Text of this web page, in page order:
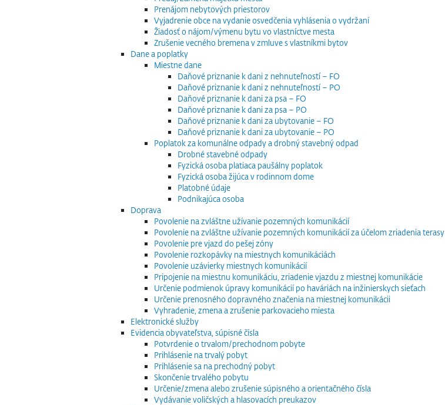
Prenájom nebytových priestorov
Vyjadrenie obce na vydanie osvedčenia vyhlásenia o vydržaní
Žiadosť o nájom/výmenu bytu vo vlastníctve mesta
Zrušenie vecného bremena v zmluve s vlastníkmi bytov
Dane a poplatky
Miestne dane
Daňové priznanie k dani z nehnuteľností – FO
Daňové priznanie k dani z nehnuteľností – PO
Daňové priznanie k dani za psa – FO
Daňové priznanie k dani za psa – PO
Daňové priznanie k dani za ubytovanie – FO
Daňové priznanie k dani za ubytovanie – PO
Poplatok za komunálne odpady a drobný stavebný odpad
Drobné stavebné odpady
Fyzická osoba platiaca paušálny poplatok
Fyzická osoba žijúca v rodinnom dome
Platobné údaje
Podnikajúca osoba
Doprava
Povolenie na zvláštne užívanie pozemných komunikácií
Povolenie na zvláštne užívanie pozemných komunikácií za účelom zriadenia terasy
Povolenie pre vjazd do pešej zóny
Povolenie rozkopávky na miestnych komunikáciách
Povolenie uzávierky miestnych komunikácií
Pripojenie na miestnu komunikáciu, zriadenie vjazdu z miestnej komunikácie
Určenie podmienok úpravy komunikácií po haváriách na inžinierskych sieťach
Určenie prenosného dopravného značenia na miestnej komunikácii
Vyhradenie, zmena a zrušenie parkovacieho miesta
Elektronické služby
Evidencia obyvateľstva, súpisné čísla
Potvrdenie o trvalom/prechodnom pobyte
Prihlásenie na trvalý pobyt
Prihlásenie sa na prechodný pobyt
Skončenie trvalého pobytu
Určenie/zmena alebo zrušenie súpisného a orientačného čísla
Vydávanie voličských a hlasovacích preukazov